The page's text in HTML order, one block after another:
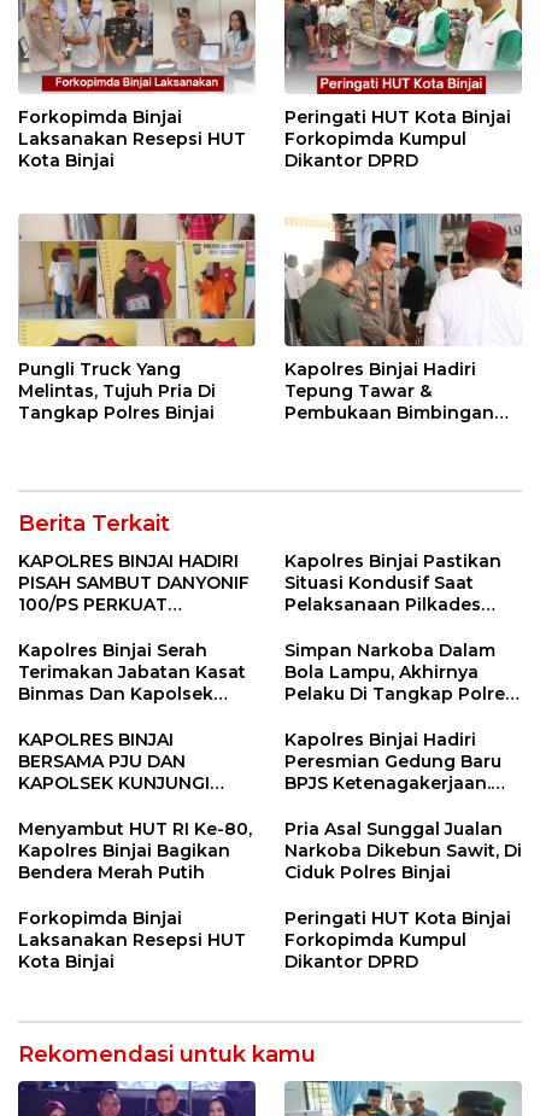
Forkopimda Binjai
Laksanakan Resepsi HUT
Kota Binjai
Peringati HUT Kota Binjai
Forkopimda Kumpul
Dikantor DPRD
Pungli Truck Yang
Melintas, Tujuh Pria Di
Tangkap Polres Binjai
Kapolres Binjai Hadiri
Tepung Tawar &
Pembukaan Bimbingan
Berita Terkait
KAPOLRES BINJAI HADIRI
PISAH SAMBUT DANYONIF
100/PS PERKUAT
Kapolres Binjai Pastikan
Situasi Kondusif Saat
Pelaksanaan Pilkades
Kapolres Binjai Serah
Terimakan Jabatan Kasat
Binmas Dan Kapolsek
Simpan Narkoba Dalam
Bola Lampu, Akhirnya
Pelaku Di Tangkap Polres
KAPOLRES BINJAI
BERSAMA PJU DAN
KAPOLSEK KUNJUNGI
BINJAI
Kapolres Binjai Hadiri
Peresmian Gedung Baru
BPJS Ketenagakerjaan.
Menyeluruh bagi Pekerja”
Menyambut HUT RI Ke-80,
Kapolres Binjai Bagikan
Bendera Merah Putih
Pria Asal Sunggal Jualan
Narkoba Dikebun Sawit, Di
Ciduk Polres Binjai
Forkopimda Binjai
Laksanakan Resepsi HUT
Kota Binjai
Peringati HUT Kota Binjai
Forkopimda Kumpul
Dikantor DPRD
Rekomendasi untuk kamu